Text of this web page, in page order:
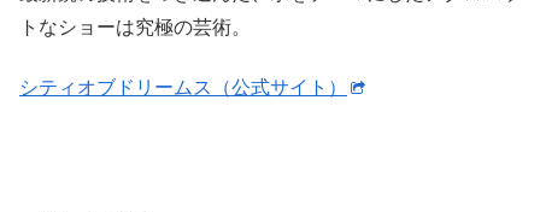
トなショーは究極の芸術。
シティオブドリームス（公式サイト）